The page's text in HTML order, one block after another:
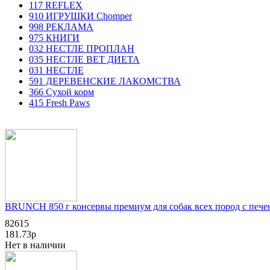
117 REFLEX
910 ИГРУШКИ Chomper
998 РЕКЛАМА
975 КНИГИ
032 НЕСТЛЕ ПРОПЛАН
035 НЕСТЛЕ ВЕТ ДИЕТА
031 НЕСТЛЕ
591 ДЕРЕВЕНСКИЕ ЛАКОМСТВА
366 Сухой корм
415 Fresh Paws
BRUNCH 850 г консервы премиум для собак всех пород с
82615
181.73р
Нет в наличии